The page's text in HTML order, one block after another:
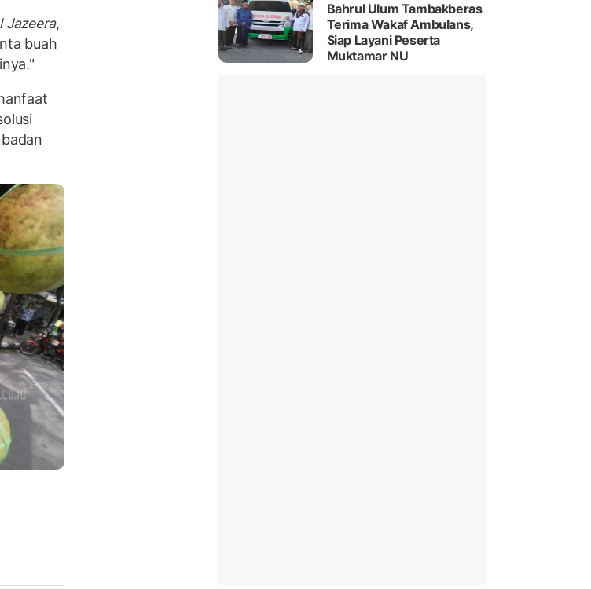
Jazeera,
buah
Bahrul Ulum Tambakberas
Terima Wakaf Ambulans,
Siap Layani Peserta
Muktamar NU